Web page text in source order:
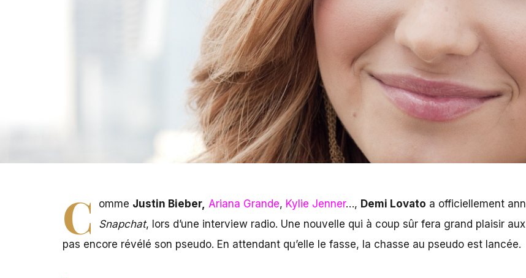
C omme Justin Bieber, Ariana Grande, Kylie Jenner…, Demi Lovato a officiellement
Snapchat, lors d’une interview radio. Une nouvelle qui à coup sûr fera grand plaisir
pas encore révélé son pseudo. En attendant qu’elle le fasse, la chasse au pseudo est lancée.